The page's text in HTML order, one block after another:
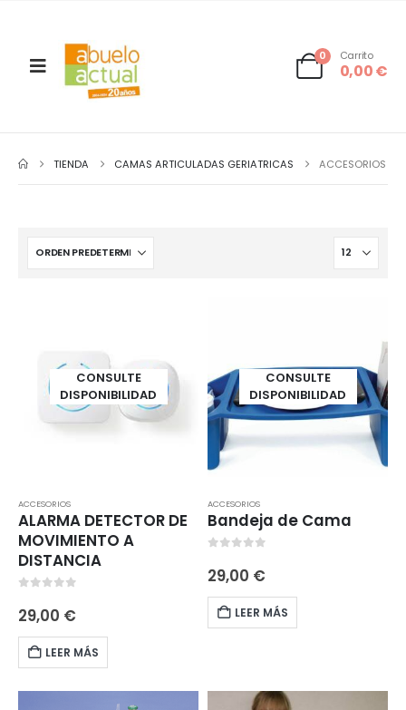
0 Carrito
0,00€
TIENDA CAMAS ARTICULADAS GERIATRICAS ACCESORIOS
CONSULTE
DISPONIBILIDAD
ACCESORIOS
ALARMA DETECTOR DE
MOVIMIENTO A
DISTANCIA
29,00 €
LEER MÁS
CONSULTE
DISPONIBILIDAD
ACCESORIOS
Bandeja de Cama
29,00 €
LEER MÁS